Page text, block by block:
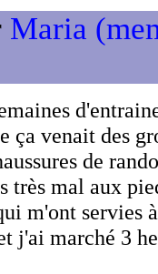
Maria
ça venait des
de
très mal aux
m'ont servies
j'ai marché 3